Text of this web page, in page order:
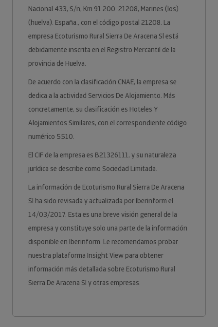
Nacional 433, S/n, Km 91 200. 21208, Marines (los)
(huelva). España., con el código postal 21208. La
empresa Ecoturismo Rural Sierra De Aracena Sl está
debidamente inscrita en el Registro Mercantil de la
provincia de Huelva.
De acuerdo con la clasificación CNAE, la empresa se
dedica a la actividad Servicios De Alojamiento. Más
concretamente, su clasificación es Hoteles Y
Alojamientos Similares, con el correspondiente código
numérico 5510.
El CIF de la empresa es B21326111, y su naturaleza
jurídica se describe como Sociedad Limitada.
La información de Ecoturismo Rural Sierra De Aracena
Sl ha sido revisada y actualizada por Iberinform el
14/03/2017. Esta es una breve visión general de la
empresa y constituye solo una parte de la información
disponible en Iberinform. Le recomendamos probar
nuestra plataforma Insight View para obtener
información más detallada sobre Ecoturismo Rural
Sierra De Aracena Sl y otras empresas.